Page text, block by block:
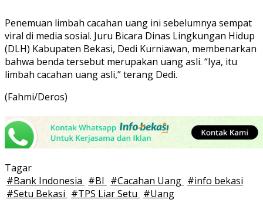
Penemuan limbah cacahan uang ini sebelumnya sempat
viral di media sosial. Juru Bicara Dinas Lingkungan Hidup
(DLH) Kabupaten Bekasi, Dedi Kurniawan, membenarkan
bahwa benda tersebut merupakan uang asli. “Iya, itu
limbah cacahan uang asli,” terang Dedi.
(Fahmi/Deros)
Tagar
#Bank Indonesia #BI #Cacahan Uang #info bekasi
#Setu Bekasi #TPS Liar Setu #Uang